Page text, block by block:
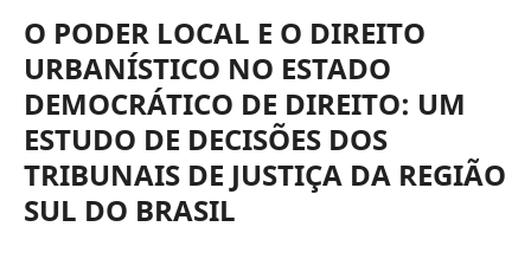
O PODER LOCAL E O DIREITO
URBANÍSTICO NO ESTADO
DEMOCRÁTICO DE DIREITO: UM
ESTUDO DE DECISÕES DOS
TRIBUNAIS DE JUSTIÇA DA REGIÃO
SUL DO BRASIL